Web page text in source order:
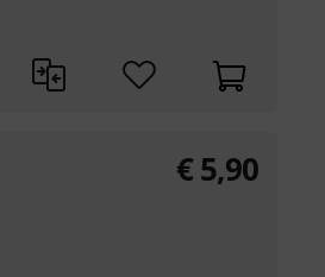
€5,90